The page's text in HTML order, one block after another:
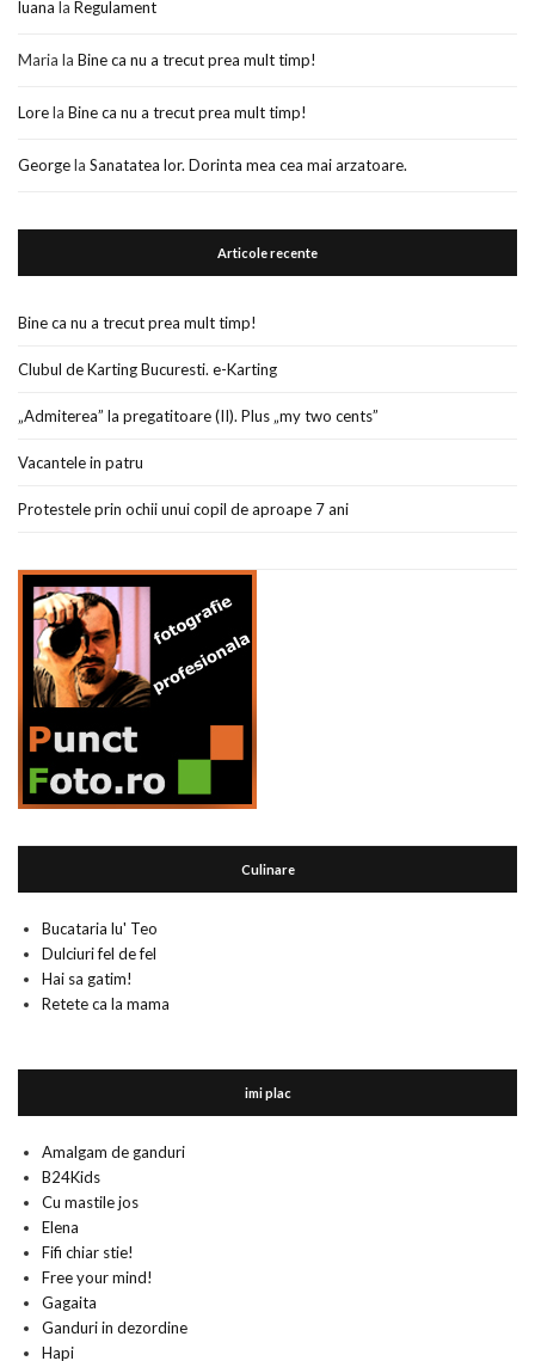
luana la Regulament
Maria la Bine ca nu a trecut prea mult timp!
Lorela Bine ca nu a trecut prea mult timp!
Georgela Sanatatea lor. Dorinta mea cea mai arzatoare.
Articole recente
Bine ca nu a trecut prea mult timp!
Clubul de Karting Bucuresti. e-Karting
„Admiterea” la pregatitoare (II). Plus „my two cents”
Vacantele in patru
Protestele prin ochii unui copil de aproape 7 ani
Culinare
Bucataria lu' Teo
Dulciuri fel de fel
Hai sa gatim!
Retete ca la mama
imi plac
Amalgam de ganduri
B24Kids
Cu mastile jos
Elena
Fifi chiar stie!
Free your mind!
Gagaita
Ganduri in dezordine
Hapi